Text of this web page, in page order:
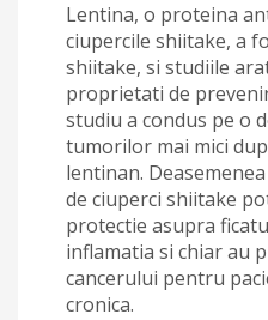
Lentina, o proteina
ciupercile shiitake, a
shiitake, si studiile
proprietati de
studiu a condus pe o
tumorilor mai mici
lentinan.
de ciuperci shiitake
protectie asupra
inflamatia si chiar au
cancerului pentru
cronica.